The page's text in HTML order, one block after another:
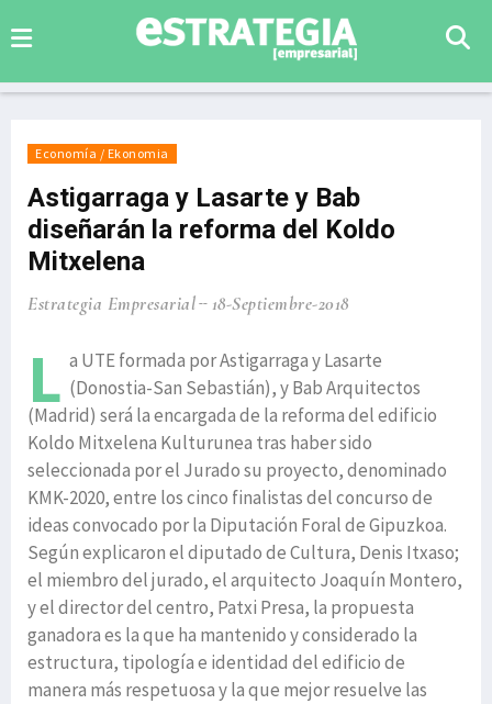
Economía / Ekonomia
Astigarraga y Lasarte y Bab
diseñarán la reforma del Koldo
Mitxelena
Estrategia Empresarial 18-Septiembre-2018
L a UTE formada por Astigarraga y Lasarte
(Donostia-San Sebastián), y Bab Arquitectos
(Madrid) será la encargada de la reforma del edificio
Koldo Mitxelena Kulturunea tras haber sido
seleccionada por el Jurado su proyecto, denominado
KMK-2020, entre los cinco finalistas del concurso de
ideas convocado por la Diputación Foral de Gipuzkoa.
Según explicaron el diputado de Cultura, Denis Itxaso;
el miembro del jurado, el arquitecto Joaquín Montero,
y el director del centro, Patxi Presa, la propuesta
ganadora es la que ha mantenido y considerado la
estructura, tipología e identidad del edificio de
manera más respetuosa y la que mejor resuelve las